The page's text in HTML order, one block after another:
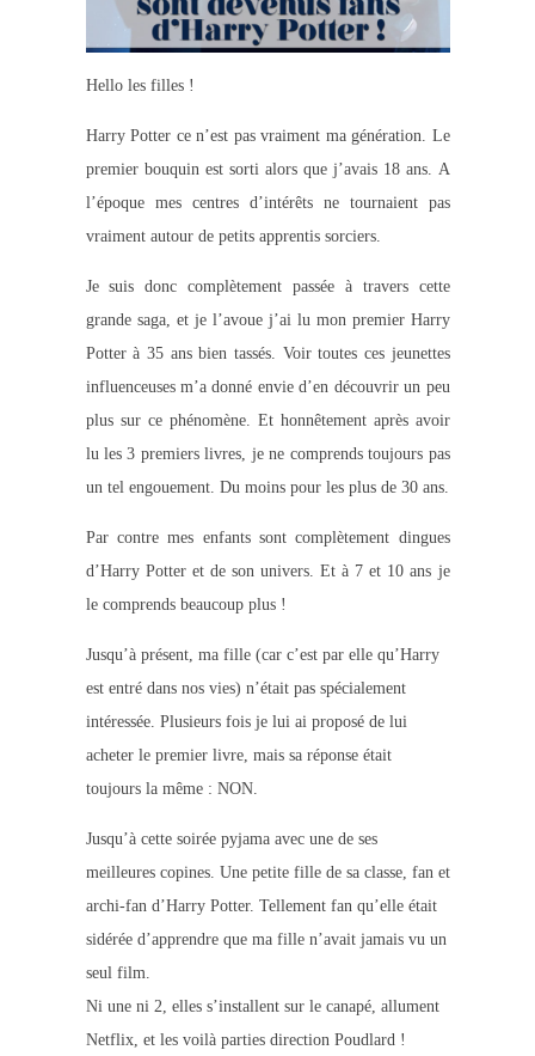
Hello les filles !
Harry Potter ce n’est pas vraiment ma génération. Le
premier bouquin est sorti alors que j’avais 18 ans. A
l’époque mes centres d’intérêts ne tournaient pas
vraiment autour de petits apprentis sorciers.
Je suis donc complètement passée à travers cette
grande saga, et je l’avoue j’ai lu mon premier Harry
Potter à 35 ans bien tassés. Voir toutes ces jeunettes
influenceuses m’a donné envie d’en découvrir un peu
plus sur ce phénomène. Et honnêtement après avoir
lu les 3 premiers livres, je ne comprends toujours pas
un tel engouement. Du moins pour les plus de 30 ans.
Par contre mes enfants sont complètement dingues
d’Harry Potter et de son univers. Et à 7 et 10 ans je
le comprends beaucoup plus !
Jusqu’à présent, ma fille (car c’est par elle qu’Harry
est entré dans nos vies) n’était pas spécialement
intéressée. Plusieurs fois je lui ai proposé de lui
acheter le premier livre, mais sa réponse était
toujours la même : NON.
Jusqu’à cette soirée pyjama avec une de ses
meilleures copines. Une petite fille de sa classe, fan et
archi-fan d’Harry Potter. Tellement fan qu’elle était
sidérée d’apprendre que ma fille n’avait jamais vu un
seul film.
Ni une ni 2, elles s’installent sur le canapé, allument
Netflix, et les voilà parties direction Poudlard !